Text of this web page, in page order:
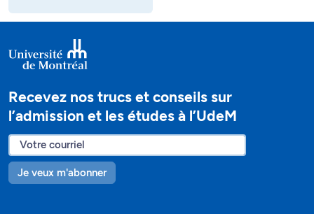
Recevez nos trucs et conseils sur
l’admission et les études à l’UdeM
Je veux m'abonner